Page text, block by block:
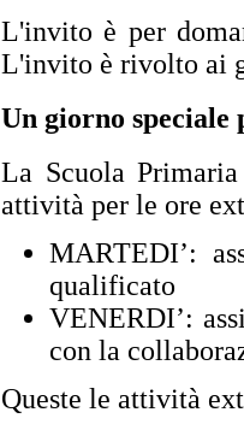
L'invito è per
L'invito è rivolto ai
Un giorno speciale
La Scuola
attività per le ore
MARTEDI’:
qualificato
VENERDI’:
con la
Queste le attività